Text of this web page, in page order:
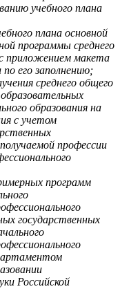
учебного плана
плана основной
программы среднего
с приложением макета
по его заполнению;
среднего общего
образовательных
образования на
с учетом
профессии
программ
государственных
Российской